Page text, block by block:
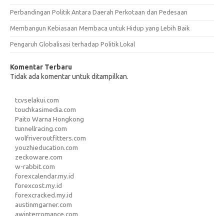
Perbandingan Politik Antara Daerah Perkotaan dan Pedesaan
Membangun Kebiasaan Membaca untuk Hidup yang Lebih Baik
Pengaruh Globalisasi terhadap Politik Lokal
Komentar Terbaru
Tidak ada komentar untuk ditampilkan.
tcvselakui.com
touchkasimedia.com
Paito Warna Hongkong
tunnellracing.com
wolfriveroutfitters.com
youzhieducation.com
zeckoware.com
w-rabbit.com
forexcalendar.my.id
forexcost.my.id
forexcracked.my.id
austinmgarner.com
awinterromance.com